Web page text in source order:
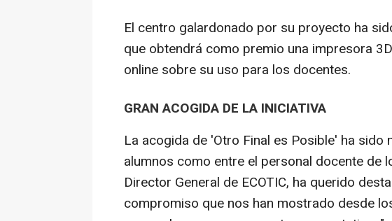
El centro galardonado por su proyecto ha
que obtendrá como premio una impresora
online sobre su uso para los docentes.
GRAN ACOGIDA DE LA INICIATIVA
La acogida de 'Otro Final es Posible' ha sido
alumnos como entre el personal docente de
Director General de ECOTIC, ha querido
compromiso que nos han mostrado desde